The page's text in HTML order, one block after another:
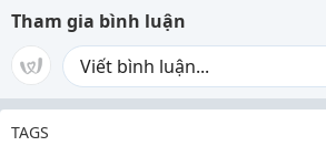
Tham gia bình luận
TAGS